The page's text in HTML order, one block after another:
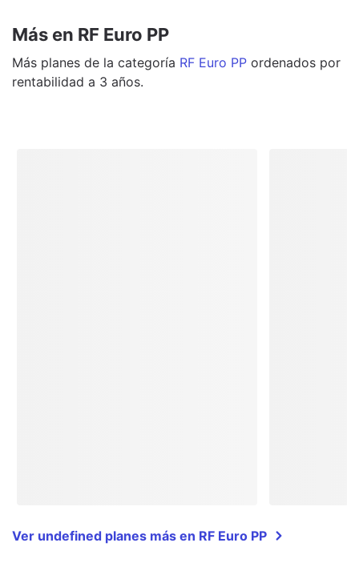
Más en RF Euro PP
Más planes de la categoría RF Euro PP ordenados por
rentabilidad a 3 años.
Ver undefined planes más en RF Euro PP